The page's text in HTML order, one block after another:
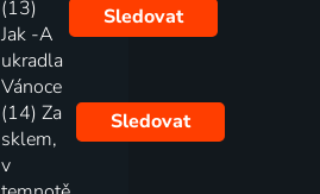
(13)
Jak -A
ukradla
Vánoce
Sledovat
(14) Za
sklem,
v
Sledovat